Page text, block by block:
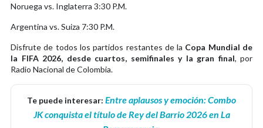
Noruega vs. Inglaterra 3:30 P.M.
Argentina vs. Suiza 7:30 P.M.
Disfrute de todos los partidos restantes de la Copa Mundial de
la FIFA 2026, desde cuartos, semifinales y la gran final, por
Radio Nacional de Colombia.
Te puede interesar: Entre aplausos y emoción: Combo
JK conquista el título de Rey del Barrio 2026 en La